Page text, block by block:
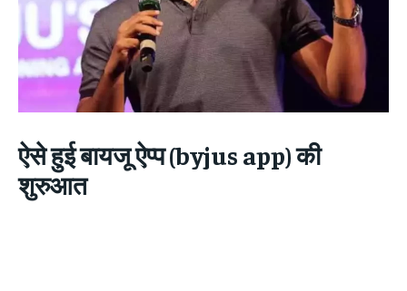
ऐसे हुई बायजू ऐप्प (byjus app) की
शुरुआत